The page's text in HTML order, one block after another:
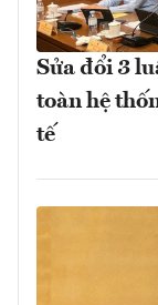
Sửa đổi 3
toàn hệ
tế